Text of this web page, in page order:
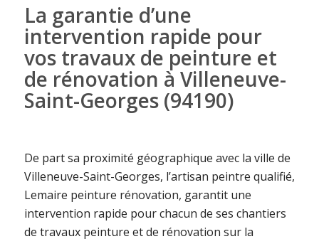
La garantie d’une
intervention rapide pour
vos travaux de peinture et
de rénovation à Villeneuve-
Saint-Georges (94190)
De part sa proximité géographique avec la ville de
Villeneuve-Saint-Georges, l’artisan peintre qualifié,
Lemaire peinture rénovation, garantit une
intervention rapide pour chacun de ses chantiers
de travaux peinture et de rénovation sur la